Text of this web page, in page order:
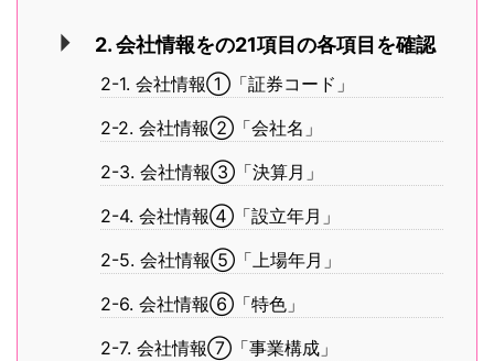
2. 会社情報をの21項目の各項目を確認
2-1. 会社情報①「証券コード」
2-2. 会社情報②「会社名」
2-3. 会社情報③「決算月」
2-4. 会社情報④「設立年月」
2-5. 会社情報⑤「上場年月」
2-6. 会社情報⑥「特色」
2-7. 会社情報⑦「事業構成」